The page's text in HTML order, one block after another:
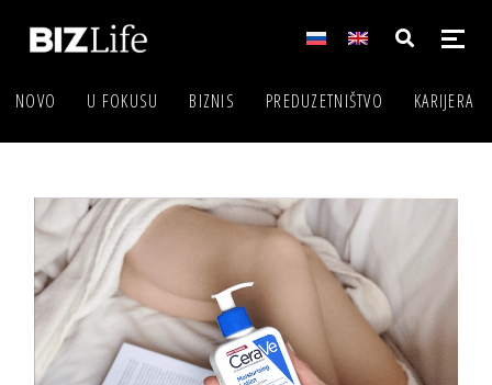
NOVO U FOKUSU BIZNIS PREDUZETNIŠTVO KARIJERA